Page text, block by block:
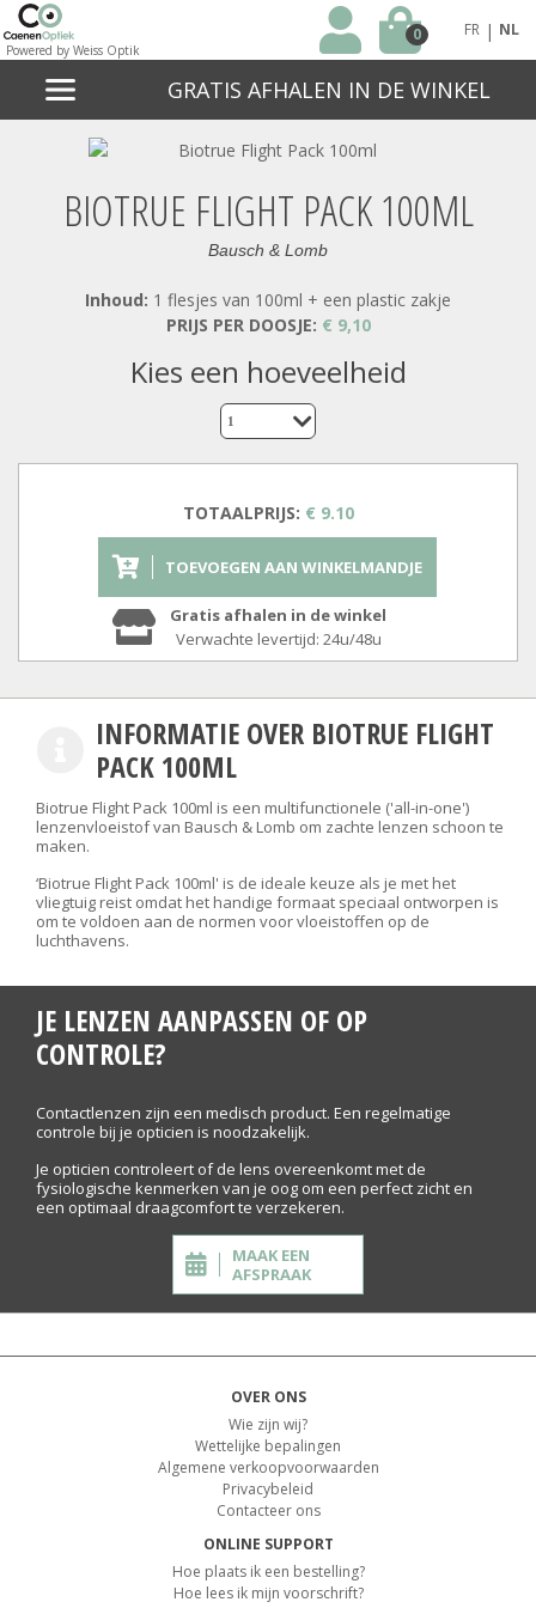
Powered by Weiss Optik
0 FR | NL
GRATIS AFHALEN IN DE WINKEL
BIOTRUE FLIGHT PACK 100ML
Bausch & Lomb
Inhoud: 1 flesjes van 100ml + een plastic zakje
PRIJS PER DOOSJE: € 9,10
kies een hoeveelheid
1
TOTAALPRIJS: € 9.10
TOEVOEGEN AAN WINKELMANDJE
Gratis afhalen in de winkel
Verwachte levertijd: 24u/48u
INFORMATIE OVER BIOTRUE FLIGHT
PACK 100ML
Biotrue Flight Pack 100ml is een multifunctionele ('all-in-one')
lenzenvloeistof van Bausch & Lomb om zachte lenzen schoon te
maken.
‘Biotrue Flight Pack 100ml' is de ideale keuze als je met het
vliegtuig reist omdat het handige formaat speciaal ontworpen is
om te voldoen aan de normen voor vloeistoffen op de
luchthavens.
JE LENZEN AANPASSEN OF OP
CONTROLE?
Contactlenzen zijn een medisch product. Een regelmatige
controle bij je opticien is noodzakelijk.
Je opticien controleert of de lens overeenkomt met de
fysiologische kenmerken van je oog om een perfect zicht en
een optimaal draagcomfort te verzekeren.
MAAK EEN
AFSPRAAK
OVER ONS
Wie zijn wij?
Wettelijke bepalingen
Algemene verkoopvoorwaarden
Privacybeleid
Contacteer ons
ONLINE SUPPORT
Hoe plaats ik een bestelling?
Hoe lees ik mijn voorschrift?